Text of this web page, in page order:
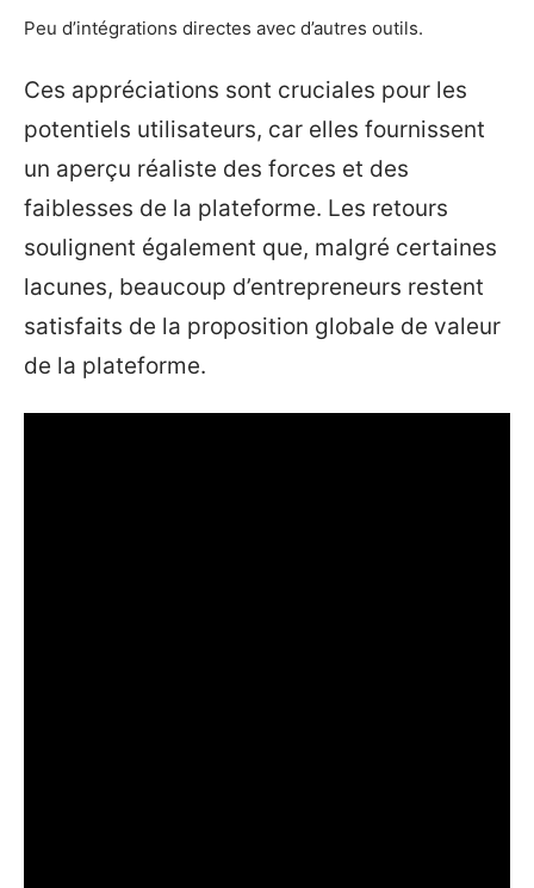
Peu d’intégrations directes avec d’autres outils.
Ces appréciations sont cruciales pour les
potentiels utilisateurs, car elles fournissent
un aperçu réaliste des forces et des
faiblesses de la plateforme. Les retours
soulignent également que, malgré certaines
lacunes, beaucoup d’entrepreneurs restent
satisfaits de la proposition globale de valeur
de la plateforme.